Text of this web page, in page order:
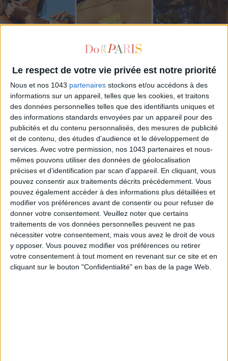
Le respect de votre vie privée est notre priorité
Nous et nos 1043 partenaires stockons et/ou accédons à des
informations sur un appareil, telles que les cookies, et traitons
des données personnelles telles que des identifiants uniques et
des informations standards envoyées par un appareil pour des
publicités et du contenu personnalisés, des mesures de publicité
et de contenu, des études d'audience et le développement de
services. Avec votre permission, nos 1043 partenaires et nous-
mêmes pouvons utiliser des données de géolocalisation
précises et d’identification par scan d'appareil. En cliquant, vous
pouvez consentir aux traitements décrits précédemment. Vous
pouvez également accéder à des informations plus détaillées et
modifier vos préférences avant de consentir ou pour refuser de
donner votre consentement. Veuillez noter que certains
traitements de vos données personnelles peuvent ne pas
nécessiter votre consentement, mais vous avez le droit de vous
y opposer. Vous pouvez modifier vos préférences ou retirer
votre consentement à tout moment en revenant sur ce site et en
cliquant sur le bouton "Confidentialité" en bas de la page Web.
LES SPF 50 QUI DONNENT ENVIE DE SE TARTINER
LES MEILLEURS HÔTELS POUR UN WEEK-END SPA ET GASTRONOMIE